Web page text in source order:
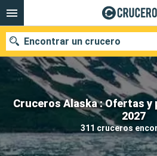
Cruceros Alaska : Ofertas y
2027
311 cruceros
Encontrar un crucero
Nuestros destinos
Fecha de salida